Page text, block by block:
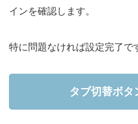
インを確認します。
特に問題なければ設定完了で
タブ切替ボタ